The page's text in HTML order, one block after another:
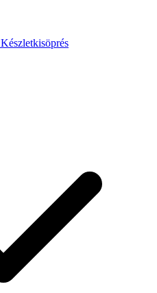
Készletkisöprés